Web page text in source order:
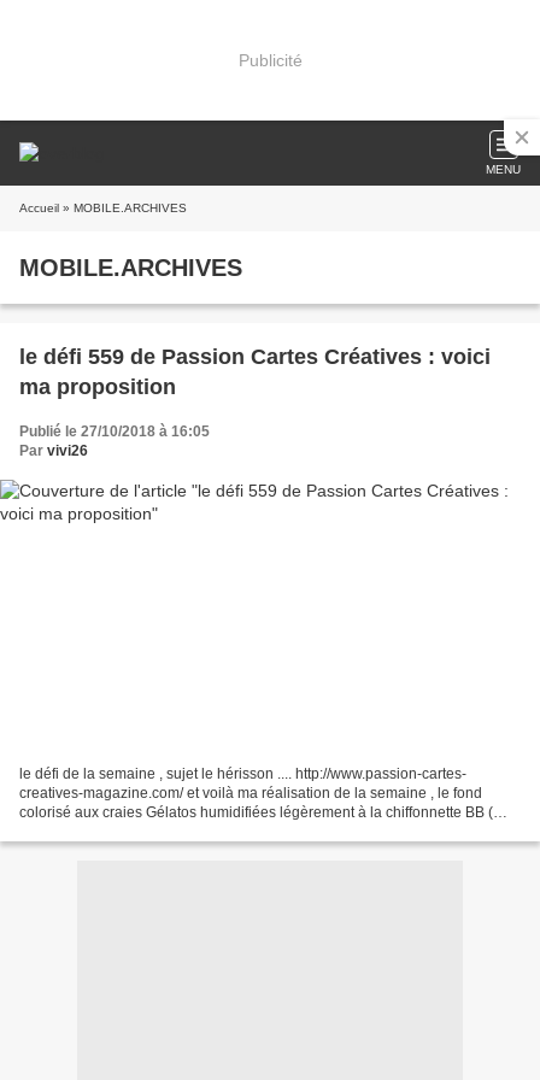
Publicité
MENU
Accueil » MOBILE.ARCHIVES
MOBILE.ARCHIVES
le défi 559 de Passion Cartes Créatives : voici
ma proposition
Publié le 27/10/2018 à 16:05
Par vivi26
le défi de la semaine , sujet le hérisson .... http://www.passion-cartes-
creatives-magazine.com/ et voilà ma réalisation de la semaine , le fond
colorisé aux craies Gélatos humidifiées légèrement à la chiffonnette BB (